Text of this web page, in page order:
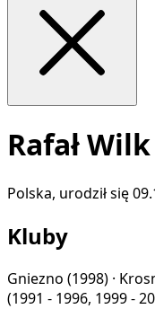
Rafał Wilk
Polska, urodził się
Kluby
Gniezno (1998) ·
(1991 - 1996, 1999 -